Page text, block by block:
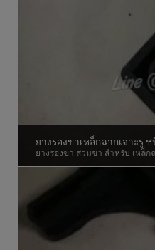
ยางรองขาเหล็กฉากเจาะรู
ยางรองขา สวมขา สำหรับ เหล็ก